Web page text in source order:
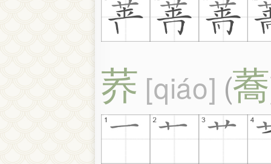
荞 qiáo (蕎